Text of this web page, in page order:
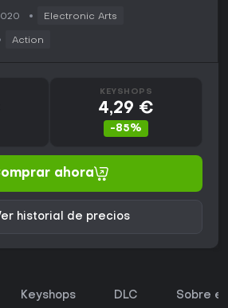
Electronic Arts
Action
KEYSHOPS
4,29 €
-85%
ahora
historial de precios
Keyshops DLC Sobre